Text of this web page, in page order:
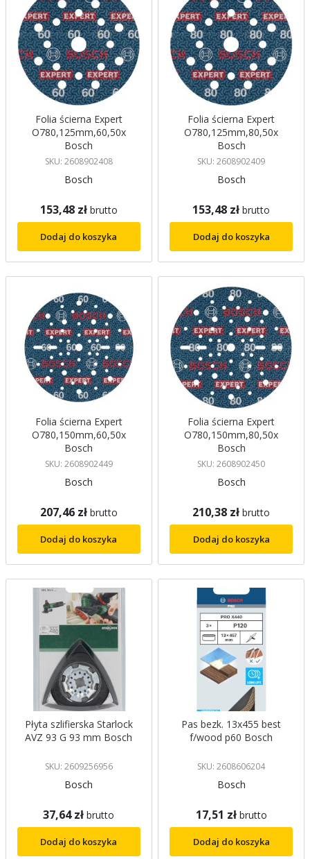
Folia ścierna Expert
O780,125mm,60,50x
Bosch
SKU: 2608902408
Bosch
153,48 zł brutto
Dodaj do koszyka
Folia ścierna Expert
O780,125mm,80,50x
Bosch
SKU: 2608902409
Bosch
153,48 zł brutto
Dodaj do koszyka
Folia ścierna Expert
O780,150mm,60,50x
Bosch
SKU: 2608902449
Bosch
207,46 zł brutto
Dodaj do koszyka
Folia ścierna Expert
O780,150mm,80,50x
Bosch
SKU: 2608902450
Bosch
210,38 zł brutto
Dodaj do koszyka
Płyta szlifierska Starlock
AVZ 93 G 93 mm Bosch
SKU: 2609256956
Bosch
37,64 zł brutto
Dodaj do koszyka
Pas bezk. 13x455 best
f/wood p60 Bosch
SKU: 2608606204
Bosch
17,51 zł brutto
Dodaj do koszyka